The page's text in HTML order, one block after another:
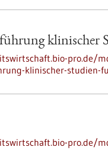
pro.de/
klinischer-studien-
pro.de/